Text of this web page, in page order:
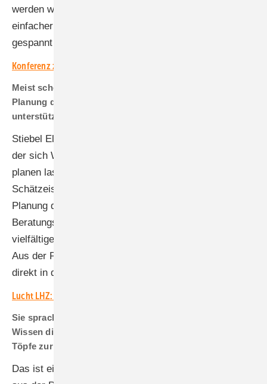
werden wir eine neue Serie vorstellen, die noch
einfacher zu installieren sein wird. Sie dürfen
gespannt sein!
Konferenz zur Infrarotheizung am 3. April 2025
Meist scheitern die Heizungsbauer schon an der
Planung der Anlagen. Wie kann man sie dabei
unterstützen?
Stiebel Eltron bietet per Internet eine Toolbox an, mit
der sich Wärmepumpen innerhalb von fünf Minuten
planen lassen, und zwar normgerecht. Das ist kein
Schätzeisen, das ist eine ausgeklügelte Software zur
Planung der Systeme. Während des
Beratungsgesprächs beim Kunden lassen sie
vielfältige Varianten ausprobieren, um zu entscheiden.
Aus der Planung wird eine Stückliste generiert, die
direkt in den Einkauf gehen kann.
Lucht LHZ: Anbieter von E-Heiztechnik wächst
Sie sprachen die Förderung an, die unübersichtlich ist.
Wissen die Kunden und ihre Installateure nicht, welche
Töpfe zur Verfügung stehen?
Das ist eine Folge der widersprüchlichen Aussagen